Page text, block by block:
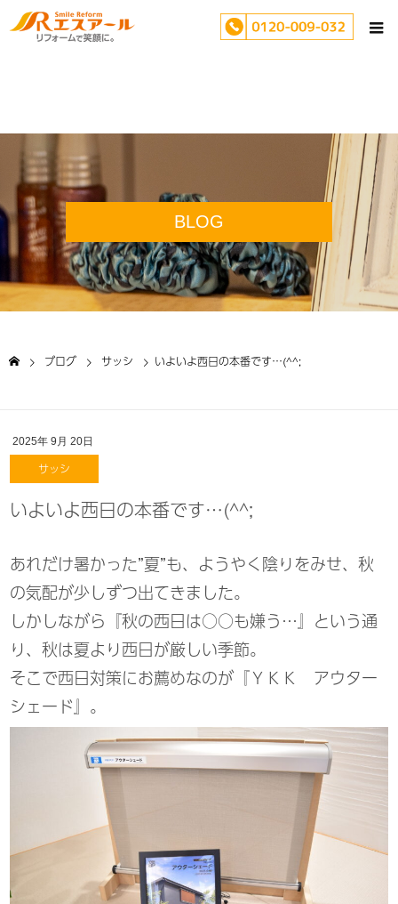
BLOG
ブログ サッシ いよいよ西日の本番です…(^^;
2025年 9月 20日
サッシ
いよいよ西日の本番です…(^^;
あれだけ暑かった”夏”も、ようやく陰りをみせ、秋
の気配が少しずつ出てきました。
しかしながら『秋の西日は○○も嫌う…』という通
り、秋は夏より西日が厳しい季節。
そこで西日対策にお薦めなのが『ＹＫＫ アウター
シェード』。